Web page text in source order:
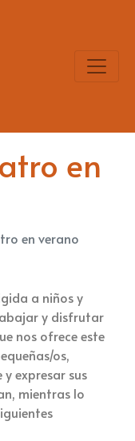
en
en verano
a niños y
y disfrutar
nos ofrece este
os,
y expresar sus
mientras lo